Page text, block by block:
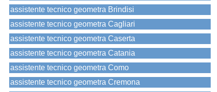
assistente tecnico geometra Brindisi
assistente tecnico geometra Cagliari
assistente tecnico geometra Caserta
assistente tecnico geometra Catania
assistente tecnico geometra Como
assistente tecnico geometra Cremona